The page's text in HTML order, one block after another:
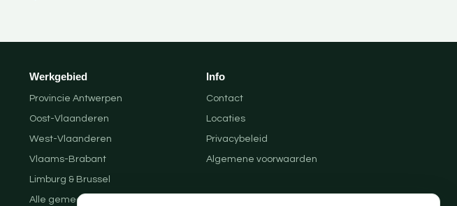
Werkgebied
Provincie Antwerpen
Oost-Vlaanderen
West-Vlaanderen
Vlaams-Brabant
Limburg & Brussel
Alle gemeenten
Info
Contact
Locaties
Privacybeleid
Algemene voorwaarden